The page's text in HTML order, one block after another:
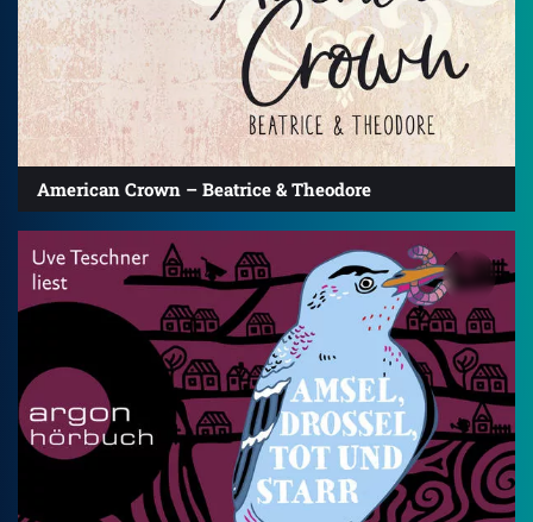
American Crown – Beatrice & Theodore